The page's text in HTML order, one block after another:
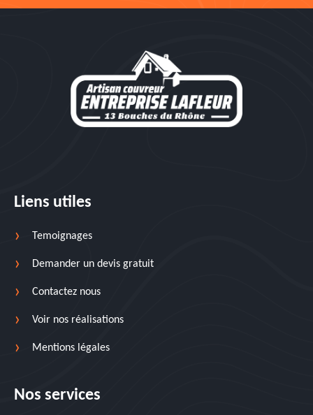
Liens utiles
Temoignages
Demander un devis gratuit
Contactez nous
Voir nos réalisations
Mentions légales
Nos services